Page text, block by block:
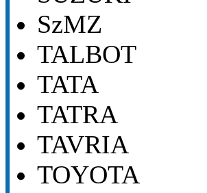
SzMZ
TALBOT
TATA
TATRA
TAVRIA
TOYOTA